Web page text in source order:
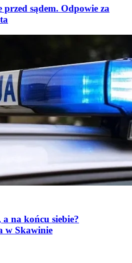
przed sądem. Odpowie za
na końcu siebie?
w Skawinie